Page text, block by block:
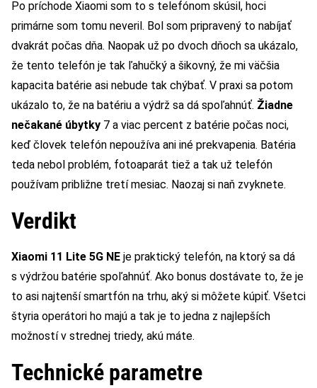
Po príchode Xiaomi som to s telefónom skúsil, hoci
primárne som tomu neveril. Bol som pripravený to nabíjať
dvakrát počas dňa. Naopak už po dvoch dňoch sa ukázalo,
že tento telefón je tak ľahučký a šikovný, že mi väčšia
kapacita batérie asi nebude tak chýbať. V praxi sa potom
ukázalo to, že na batériu a výdrž sa dá spoľahnúť. Žiadne
nečakané úbytky 7 a viac percent z batérie počas noci,
keď človek telefón nepoužíva ani iné prekvapenia. Batéria
teda nebol problém, fotoaparát tiež a tak už telefón
používam približne tretí mesiac. Naozaj si naň zvyknete.
Verdikt
Xiaomi 11 Lite 5G NE je praktický telefón, na ktorý sa dá
s výdržou batérie spoľahnúť. Ako bonus dostávate to, že je
to asi najtenší smartfón na trhu, aký si môžete kúpiť. Všetci
štyria operátori ho majú a tak je to jedna z najlepších
možností v strednej triedy, akú máte.
Technické parametre